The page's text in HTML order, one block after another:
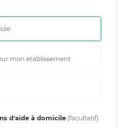
mon établissement
d'aide à domicile